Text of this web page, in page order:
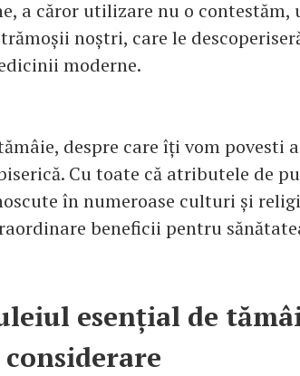
a căror utilizare nu o contestăm,
noștri, care le
moderne.
despre care îți vom povesti
Cu toate că atributele de
în numeroase culturi și
beneficii pentru
esențial de